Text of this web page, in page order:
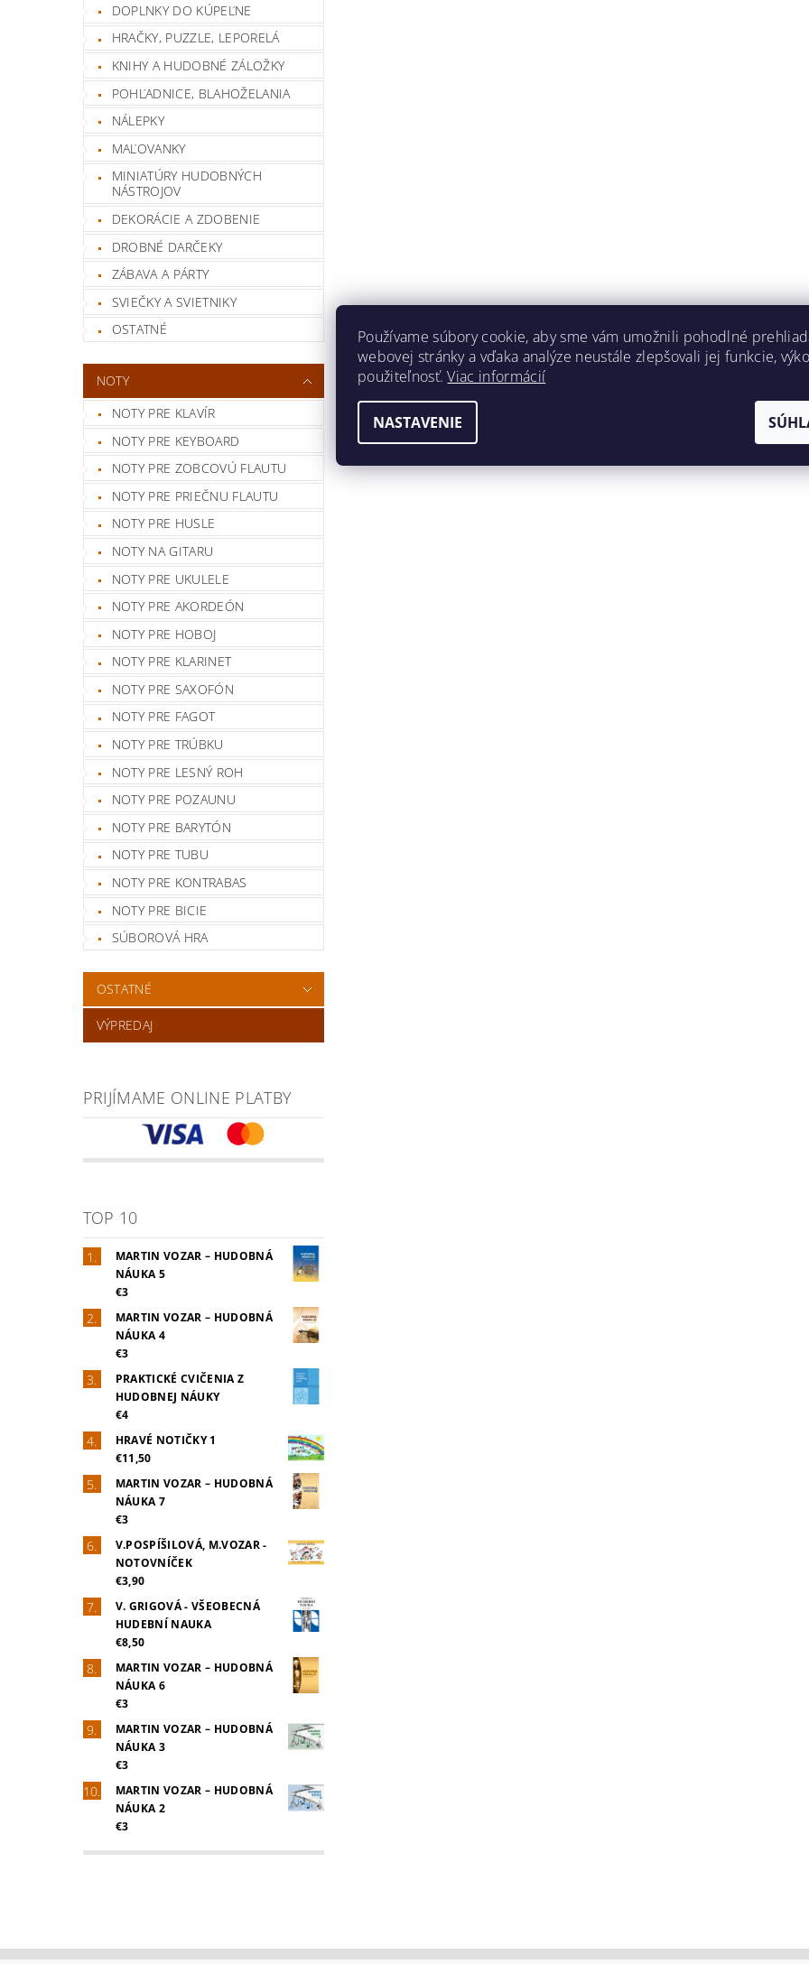
DOPLNKY DO KÚPEĽNE
HRAČKY, PUZZLE, LEPORELÁ
KNIHY A HUDOBNÉ ZÁLOŽKY
POHĽADNICE, BLAHOŽELANIA
NÁLEPKY
MAĽOVANKY
MINIATÚRY HUDOBNÝCH
NÁSTROJOV
DEKORÁCIE A ZDOBENIE
DROBNÉ DARČEKY
ZÁBAVA A PÁRTY
SVIEČKY A SVIETNIKY
OSTATNÉ
NOTY
NOTY PRE KLAVÍR
NOTY PRE KEYBOARD
NOTY PRE ZOBCOVÚ FLAUTU
NOTY PRE PRIEČNU FLAUTU
NOTY PRE HUSLE
NOTY NA GITARU
NOTY PRE UKULELE
NOTY PRE AKORDEÓN
NOTY PRE HOBOJ
NOTY PRE KLARINET
NOTY PRE SAXOFÓN
NOTY PRE FAGOT
NOTY PRE TRÚBKU
NOTY PRE LESNÝ ROH
NOTY PRE POZAUNU
NOTY PRE BARYTÓN
NOTY PRE TUBU
NOTY PRE KONTRABAS
NOTY PRE BICIE
SÚBOROVÁ HRA
OSTATNÉ
VÝPREDAJ
PRIJÍMAME ONLINE PLATBY
TOP 10
MARTIN VOZAR – HUDOBNÁ
NÁUKA 5
€3
MARTIN VOZAR – HUDOBNÁ
NÁUKA 4
€3
PRAKTICKÉ CVIČENIA Z
HUDOBNEJ NÁUKY
€4
HRAVÉ NOTIČKY 1
€11,50
MARTIN VOZAR – HUDOBNÁ
NÁUKA 7
€3
V.POSPÍŠILOVÁ, M.VOZAR -
NOTOVNÍČEK
€3,90
V. GRIGOVÁ - VŠEOBECNÁ
HUDEBNÍ NAUKA
€8,50
MARTIN VOZAR – HUDOBNÁ
NÁUKA 6
€3
MARTIN VOZAR – HUDOBNÁ
NÁUKA 3
€3
MARTIN VOZAR – HUDOBNÁ
NÁUKA 2
€3
Používame súbory cookie, aby sme vám umožnili pohodlné
webovej stránky a vďaka analýze neustále zlepšovali jej funkcie,
použiteľnosť.Viac informácií
NASTAVENIE